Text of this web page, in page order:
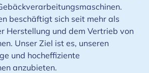
beschäftigt sich seit mehr als
Herstellung und dem Vertrieb von
Unser Ziel ist es, unseren
und hocheffiziente
anzubieten.